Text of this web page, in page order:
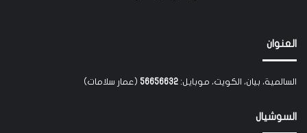
العنوان
السالمية، بيان، الكويت، موبايل: 56656632 (عمار سلامات)
السوشيال